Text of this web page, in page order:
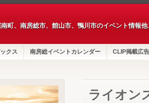
町、南房総市、館山市、鴨川市のイベント情報
クス 南房総イベントカレンダー CLIP掲載広告
ライオン